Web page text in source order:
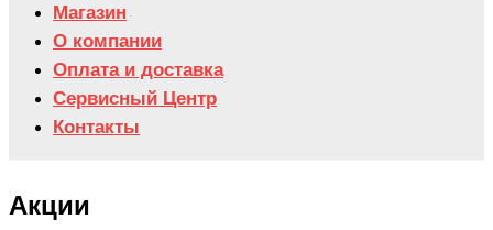
Магазин
О компании
Оплата и доставка
Сервисный Центр
Контакты
Акции